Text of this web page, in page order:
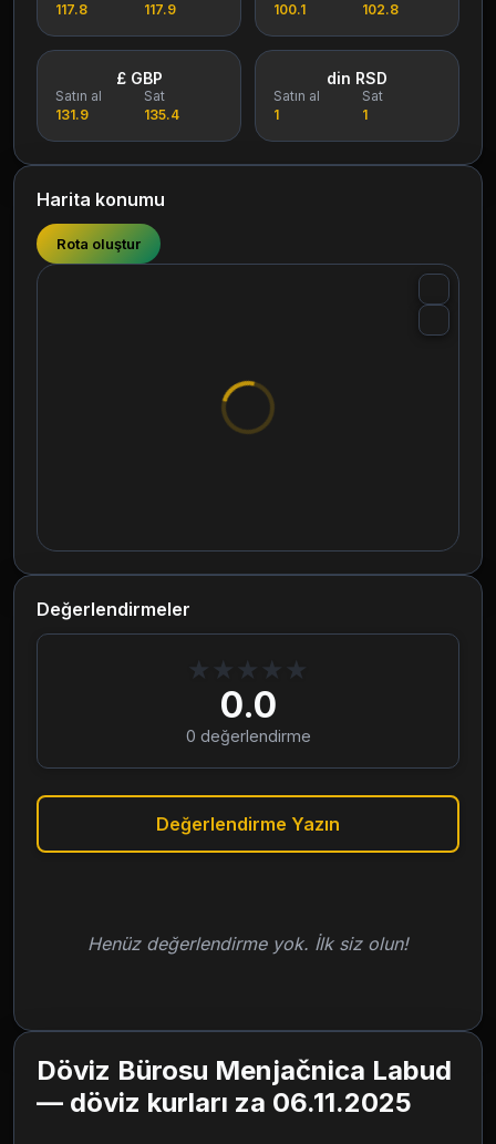
117.8
117.9
100.1
102.8
£ GBP
Satın al
131.9
Sat
135.4
din RSD
Satın al
1
Sat
1
Harita konumu
Rota oluştur
Değerlendirmeler
★ ★ ★ ★ ★
0.0
0 değerlendirme
Değerlendirme Yazın
Henüz değerlendirme yok. İlk siz olun!
Döviz Bürosu Menjačnica Labud
— döviz kurları za 06.11.2025